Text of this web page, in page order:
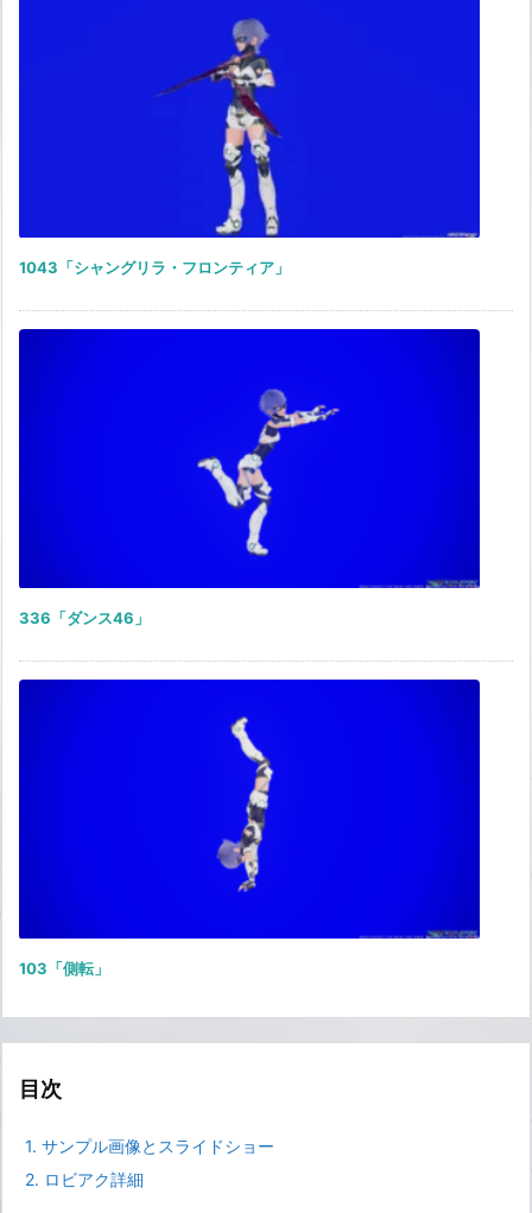
1043「シャングリラ・フロンティア」
336「ダンス46」
103「側転」
目次
1. サンプル画像とスライドショー
2. ロビアク詳細